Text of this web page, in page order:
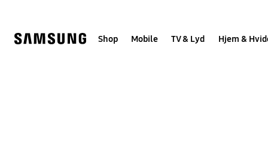
Shop Mobile TV & Lyd Hjem &